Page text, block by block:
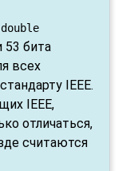
double
бита
всех
IEEE.
IEEE,
отличаться,
считаются